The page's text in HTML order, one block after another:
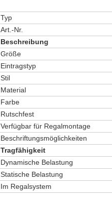
Typ
Art.-Nr.
Beschreibung
Größe
Eintragstyp
Stil
Material
Farbe
Rutschfest
Verfügbar für Regalmontage
Beschriftungsmöglichkeiten
Tragfähigkeit
Dynamische Belastung
Statische Belastung
Im Regalsystem